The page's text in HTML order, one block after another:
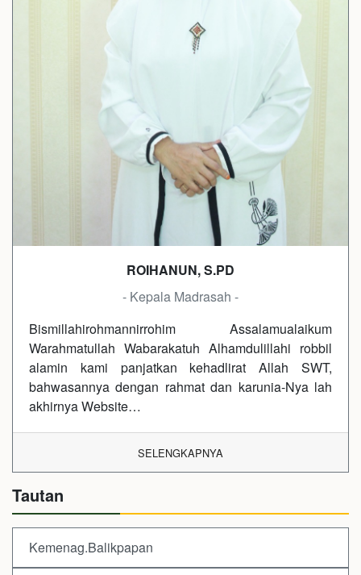
ROIHANUN, S.PD
- Kepala Madrasah -
Bismillahirohmannirrohim Assalamualaikum
Warahmatullah Wabarakatuh Alhamdulillahi robbil
alamin kami panjatkan kehadlirat Allah SWT,
bahwasannya dengan rahmat dan karunia-Nya lah
akhirnya Website…
SELENGKAPNYA
Tautan
Kemenag.Balikpapan